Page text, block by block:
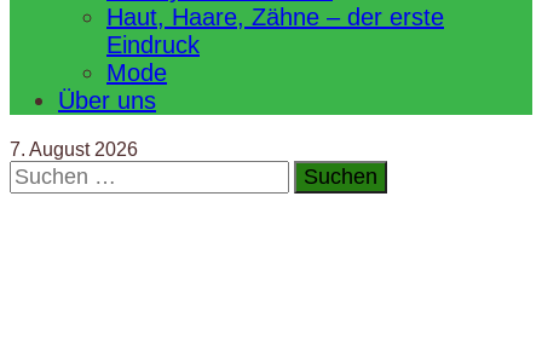
Haut, Haare, Zähne – der erste
Eindruck
Mode
Über uns
7. August 2026
Suchen
nach: